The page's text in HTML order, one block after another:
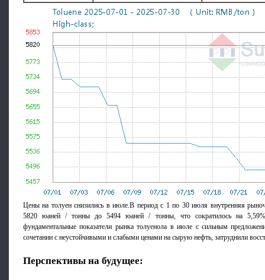
Цены на толуен снизились в июле.В период с 1 по 30 июля внутренняя
5820 юаней / тонны до 5494 юаней / тонны, что сократилось на 5,59%
фундаментальные показатели рынка толуенола в июле с сильным
сочетании с неустойчивыми и слабыми ценами на сырую нефть, затруднили
Перспективы на будущее: